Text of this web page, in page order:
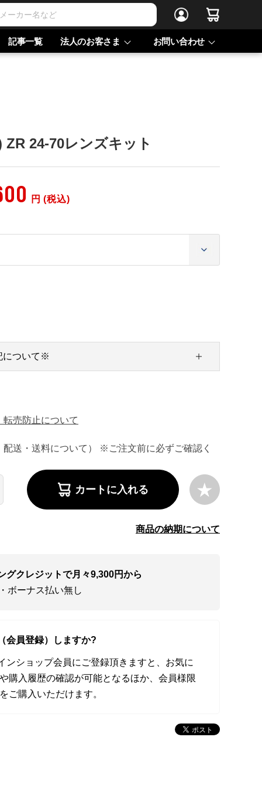
記事一覧 法人のお客さま お問い合わせ
24-70レンズキット
円 (税込)
送・送料について） ※ご注文前に必ずご確認く
について※
売防止について
カートに入れる
商品の納期について
グクレジットで月々9,300円から
ボーナス払い無し
会員登録）しますか?
ンショップ会員にご登録頂きますと、お気に
購入履歴の確認が可能となるほか、会員様限
ご購入いただけます。